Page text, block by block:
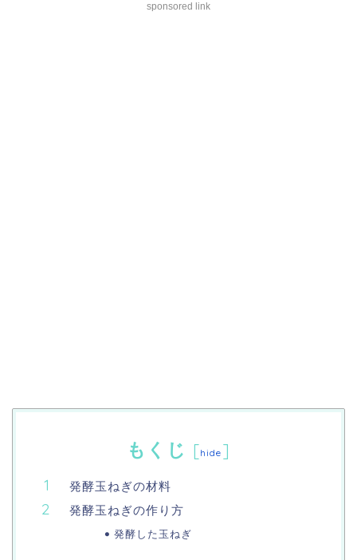
sponsored link
もくじ [hide ]
発酵玉ねぎの材料
発酵玉ねぎの作り方
発酵した玉ねぎ